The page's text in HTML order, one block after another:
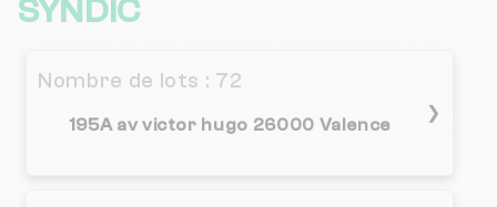
SYNDIC
Nombre de lots : 72
195A av victor hugo 26000 Valence
❯